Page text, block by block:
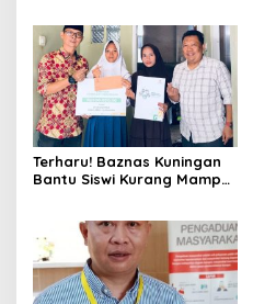
Terharu! Baznas Kuningan
Bantu Siswi Kurang Mampu
Pernah Padam